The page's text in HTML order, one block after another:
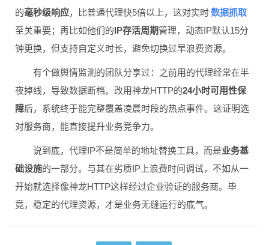
的毫秒级响应，比普通代理快5倍以上，这对实时数据抓取
至关重要；再比如他们的IP存活周期管理，动态IP默认15分
钟更换，但支持自定义时长，避免切换过早浪费资源。
有个做舆情监测的团队分享过：之前用的代理经常在半
夜掉线，导致数据断档。改用神龙HTTP的24小时可用性保
障后，系统终于能完整覆盖凌晨时段的热点事件。这证明选
对服务商，能直接提升业务竞争力。
说到底，代理IP不是简单的地址替换工具，而是业务基
础设施的一部分。与其在劣质IP上浪费时间调试，不如从一
开始就选择像神龙HTTP这样经过企业验证的服务商。毕
竟，稳定的代理资源，才是业务无缝运行的底气。